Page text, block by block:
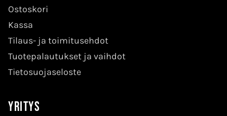
Ostoskori
Kassa
Tilaus- ja toimitusehdot
Tuotepalautukset ja vaihdot
Tietosuojaseloste
Yritys